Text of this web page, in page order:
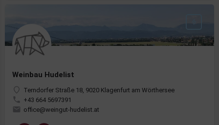
Weinbau Hudelist
Terndorfer Straße 18, 9020 Klagenfurt am Wörthersee
+43 664 5697391
office@weingut-hudelist.at